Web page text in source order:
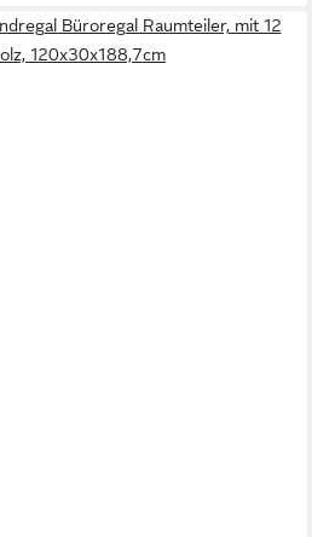
Büroregal Raumteiler, mit 12
120x30x188,7cm